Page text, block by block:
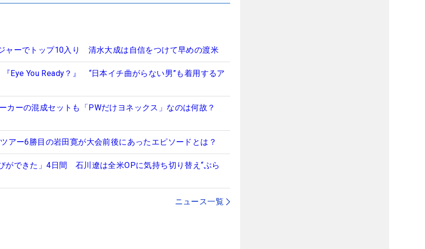
ャーでトップ10入り 清水大成は自信をつけて早めの渡米
Eye You Ready？』 “日本イチ曲がらない男”も着用するア
ーの混成セットも「PWだけヨネックス」なのは何故？
アー6勝目の岩田寛が大会前後にあったエピソードとは？
ができた」4日間 石川遼は全米OPに気持ち切り替え“ぶら
ニュース一覧